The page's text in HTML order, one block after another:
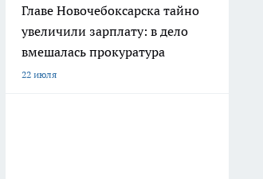
Главе Новочебоксарска тайно
увеличили зарплату: в дело
вмешалась прокуратура
22 июля